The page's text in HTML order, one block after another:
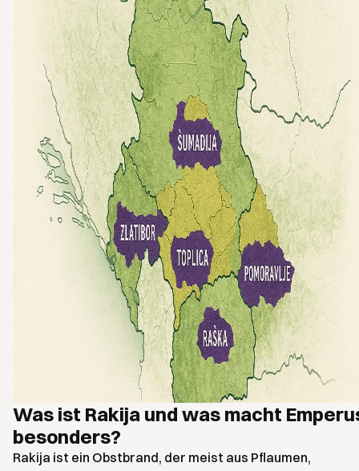
Was ist Rakija und was macht
besonders?
Rakija ist ein Obstbrand, der meist aus Pflaumen,